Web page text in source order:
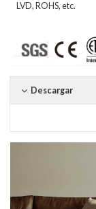
LVD, ROHS, etc.
Descargar